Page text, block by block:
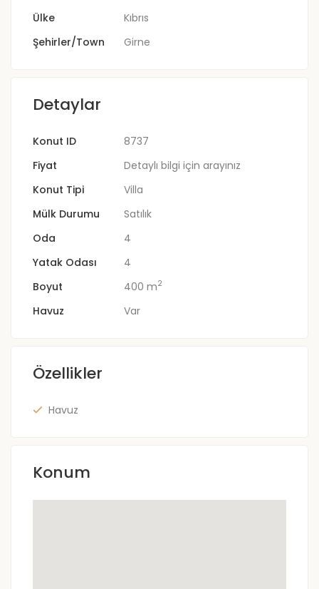
Ülke
Kıbrıs
Şehirler/Town
Girne
Detaylar
Konut ID
8737
Fiyat
Detaylı bilgi için arayınız
Konut Tipi
Villa
Mülk Durumu
Satılık
Oda
4
Yatak Odası
4
Boyut
400 m2
Havuz Var
Özellikler
Havuz
Konum